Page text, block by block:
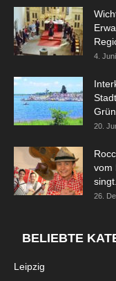
4.
20.
vom
26.
BELIEBTE
Leipzig